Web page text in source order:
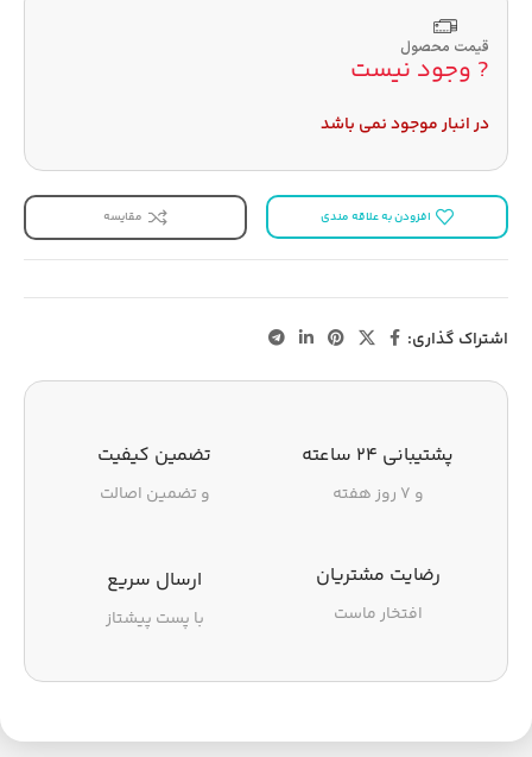
قیمت محصول
? وجود نیست
در انبار موجود نمی باشد
افزودن به علاقه مندی مقایسه
اشتراک گذاری:
پشتیبانی ۲۴ ساعته
و ۷ روز هفته
تضمین کیفیت
و تضمین اصالت
رضایت مشتریان
افتخار ماست
ارسال سریع
با پست پیشتاز